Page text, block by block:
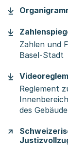
Zahlen und
Basel-Stadt
Reglement
des